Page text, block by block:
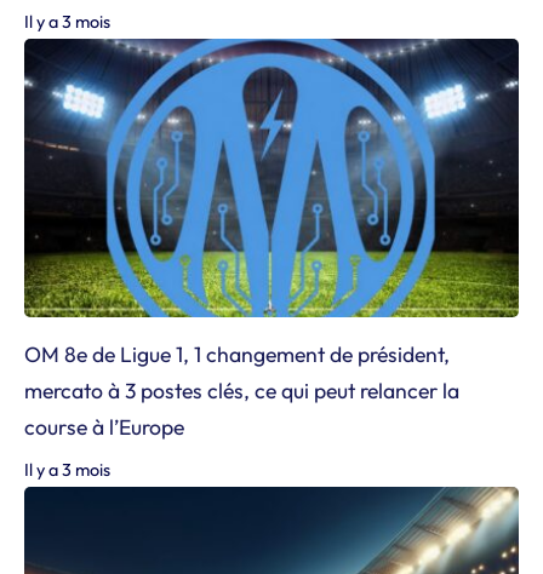
Il y a 3 mois
OM 8e de Ligue 1, 1 changement de président,
mercato à 3 postes clés, ce qui peut relancer la
course à l’Europe
Il y a 3 mois